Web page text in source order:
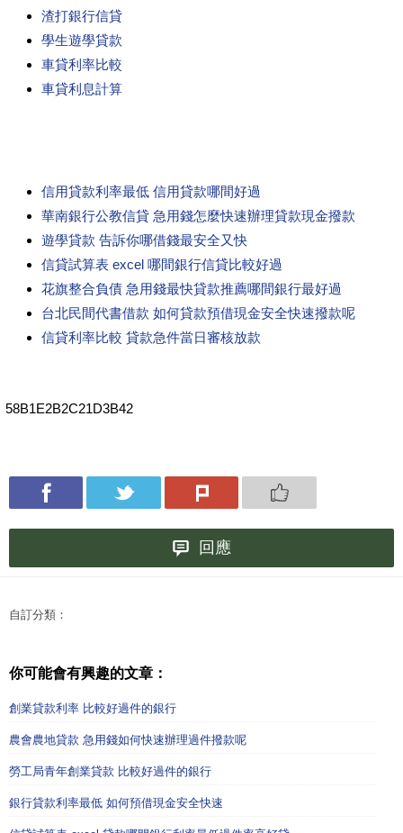
渣打銀行信貸
學生遊學貸款
車貸利率比較
車貸利息計算
信用貸款利率最低 信用貸款哪間好過
華南銀行公教信貸 急用錢怎麼快速辦理貸款現金撥款
遊學貸款 告訴你哪借錢最安全又快
信貸試算表 excel 哪間銀行信貸比較好過
花旗整合負債 急用錢最快貸款推薦哪間銀行最好過
台北民間代書借款 如何貸款預借現金安全快速撥款呢
信貸利率比較 貸款急件當日審核放款
58B1E2B2C21D3B42
回應
自訂分類：
你可能會有興趣的文章：
創業貸款利率 比較好過件的銀行
農會農地貸款 急用錢如何快速辦理過件撥款呢
勞工局青年創業貸款 比較好過件的銀行
銀行貸款利率最低 如何預借現金安全快速